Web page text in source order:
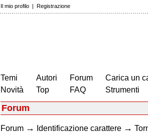
Il mio profilo | Registrazione
Temi
Novità
Autori
Top
Forum
FAQ
Carica un
Strumenti
Forum
Forum → Identificazione carattere →